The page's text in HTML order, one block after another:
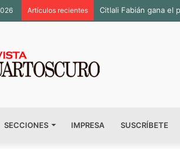
Artículos recientes Citlali Fabián gana el
SECCIONES IMPRESA SUSCRÍBETE